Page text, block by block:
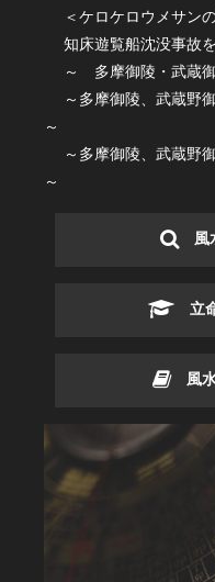
＜ケロケロウメサン
知床遊覧船沈没事故
～ 多摩御陵・武蔵
～多摩御陵、武蔵野
～
～多摩御陵、武蔵野
～
風
立
風水